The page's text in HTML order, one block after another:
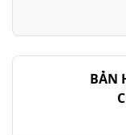
Thi-thiên -
Thi-thiên -
Thi-thiên -
BẢN